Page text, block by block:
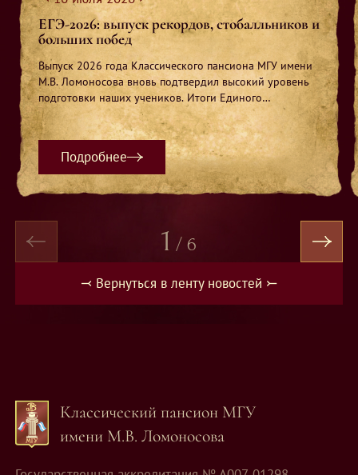
ЕГЭ-2026: выпуск рекордов, стобалльников и
больших побед
Выпуск 2026 года Классического пансиона МГУ имени
М.В. Ломоносова вновь подтвердил высокий уровень
подготовки наших учеников. Итоги Единого
государственного экзамена стали не просто хорошими
— они оказались по-настоящему выдающимися.
Подробнее
1 / 6
⤙ Вернуться в ленту новостей ⤚
Классический пансион МГУ
имени М.В. Ломоносова